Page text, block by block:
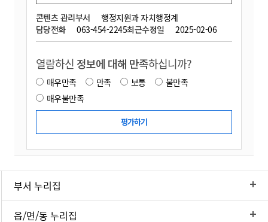
콘텐츠 관리부서
행정지원과 자치행정계
담당전화
063-454-2245최근수정일 2025-02-06
열람하신 정보에 대해 만족하십니까?
매우만족 만족 보통
불만족
매우불만족
부서 누리집
읍/면/동 누리집